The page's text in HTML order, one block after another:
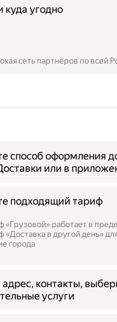
куда угодно
сеть партнёров по всей
способ оформления
или в
подходящий тариф
«Грузовой» работает в
«Доставка в другой день»
города
контакты,
услуги